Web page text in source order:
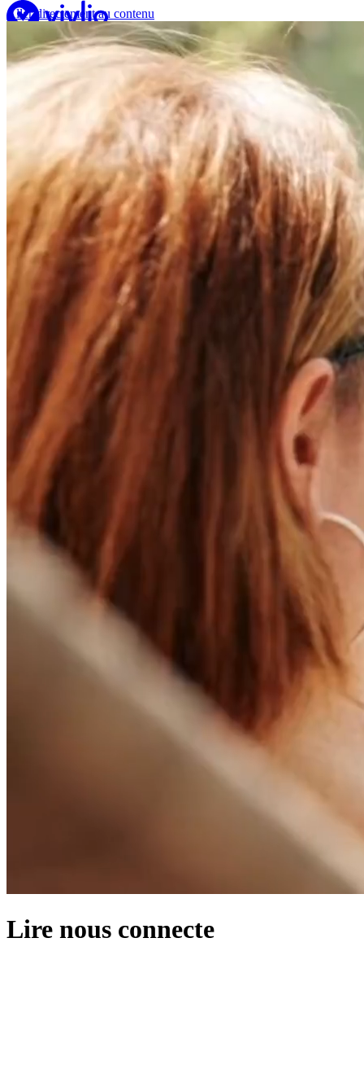
Aller directement au contenu
Vivlio
Lire en numérique
Apps
Librairie
En savoir +
Besoin d’aide ? Fr
Acheter une liseuse
Lire nous connecte